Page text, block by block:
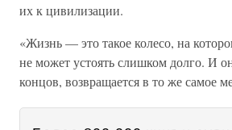
их к цивилизации.
«Жизнь — это такое колесо, на
не может устоять слишком долго. И
концов, возвращается в то же самое